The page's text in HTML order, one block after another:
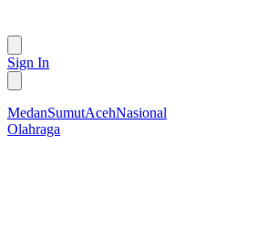
Sign In
MedanSumutAcehNasional
Olahraga